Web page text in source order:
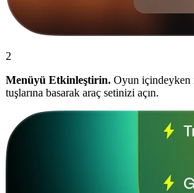
2
Menüyü Etkinleştirin. Oyun içindeyken
tuşlarına basarak araç setinizi açın.